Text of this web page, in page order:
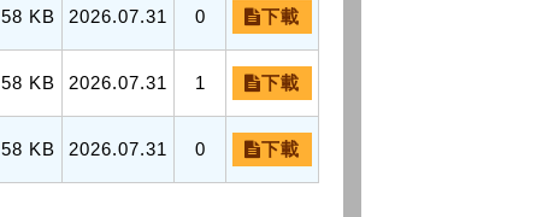
58 KB 2026.07.31 0 下載
58 KB 2026.07.31 1 下載
58 KB 2026.07.31 0 下載